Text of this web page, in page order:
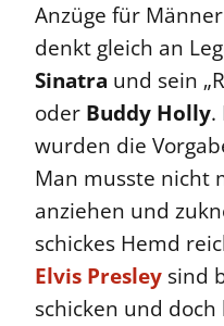
Anzüge für
denkt gleich an
Sinatra und sein
oder Buddy Holly.
wurden die
Man musste nicht
anziehen und
schickes Hemd
Elvis Presley sind
schicken und doch